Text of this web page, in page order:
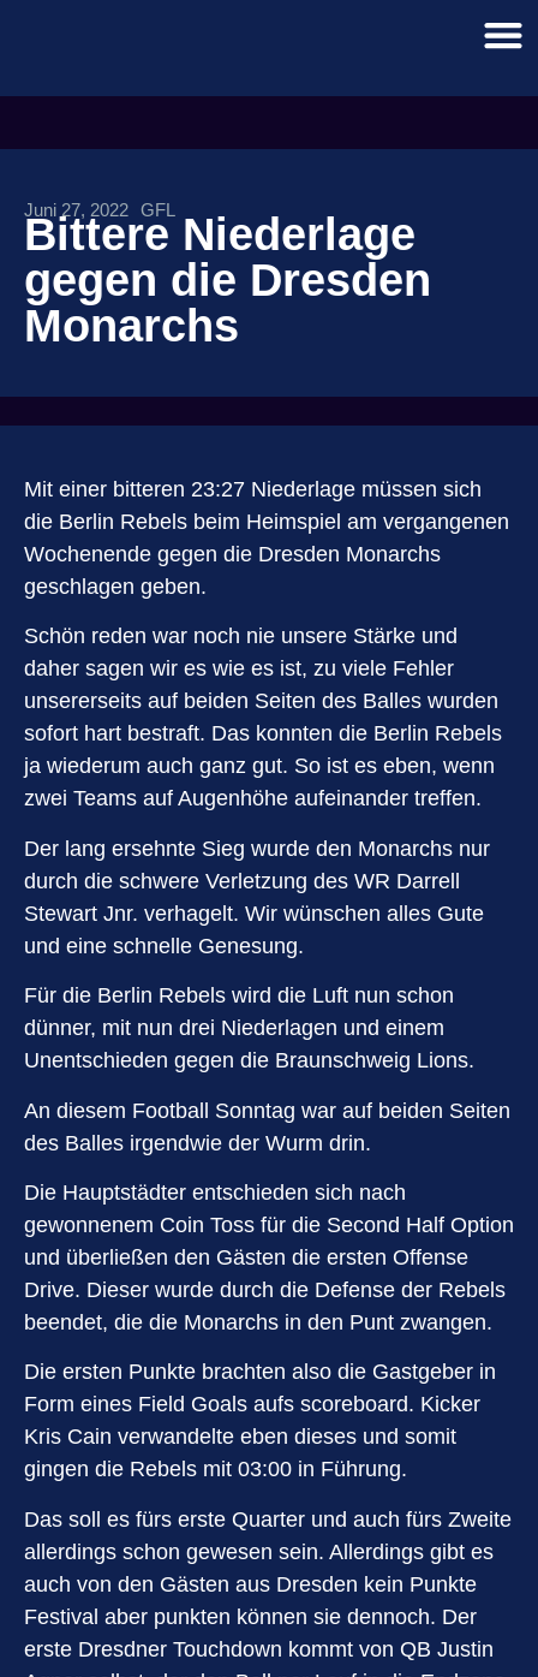
Juni 27, 2022 GFL
Bittere Niederlage
gegen die Dresden
Monarchs
Mit einer bitteren 23:27 Niederlage müssen sich
die Berlin Rebels beim Heimspiel am vergangenen
Wochenende gegen die Dresden Monarchs
geschlagen geben.
Schön reden war noch nie unsere Stärke und
daher sagen wir es wie es ist, zu viele Fehler
unsererseits auf beiden Seiten des Balles wurden
sofort hart bestraft. Das konnten die Berlin Rebels
ja wiederum auch ganz gut. So ist es eben, wenn
zwei Teams auf Augenhöhe aufeinander treffen.
Der lang ersehnte Sieg wurde den Monarchs nur
durch die schwere Verletzung des WR Darrell
Stewart Jnr. verhagelt. Wir wünschen alles Gute
und eine schnelle Genesung.
Für die Berlin Rebels wird die Luft nun schon
dünner, mit nun drei Niederlagen und einem
Unentschieden gegen die Braunschweig Lions.
An diesem Football Sonntag war auf beiden Seiten
des Balles irgendwie der Wurm drin.
Die Hauptstädter entschieden sich nach
gewonnenem Coin Toss für die Second Half Option
und überließen den Gästen die ersten Offense
Drive. Dieser wurde durch die Defense der Rebels
beendet, die die Monarchs in den Punt zwangen.
Die ersten Punkte brachten also die Gastgeber in
Form eines Field Goals aufs scoreboard. Kicker
Kris Cain verwandelte eben dieses und somit
gingen die Rebels mit 03:00 in Führung.
Das soll es fürs erste Quarter und auch fürs Zweite
allerdings schon gewesen sein. Allerdings gibt es
auch von den Gästen aus Dresden kein Punkte
Festival aber punkten können sie dennoch. Der
erste Dresdner Touchdown kommt von QB Justin